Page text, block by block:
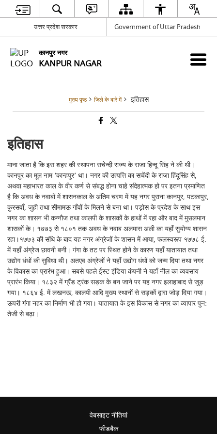
उत्तर प्रदेश सरकार Government of Uttar Pradesh
कानपुर नगर
KANPUR NAGAR
मुख्य पृष्ठ जिले के बारे में इतिहास
इतिहास
माना जाता है कि इस शहर की स्थापना सचेन्दी राज्य के राजा हिन्दू सिंह ने की थी।
कानपुर का मूल नाम ‘कान्हपुर’ था। नगर की उत्पत्ति का सचेंदी के राजा हिंदूसिंह से,
अथवा महाभारत काल के वीर कर्ण से संबद्ध होना चाहे संदेहात्मक हो पर इतना प्रमाणित
है कि अवध के नवाबों में शासनकाल के अंतिम चरण में यह नगर पुराना कानपुर, पटकापुर,
कुरसवाँ, जुही तथा सीमामऊ गाँवों के मिलने से बना था। पड़ोस के प्रदेश के साथ इस
नगर का शासन भी कन्नौज तथा कालपी के शासकों के हाथों में रहा और बाद में मुसलमान
शासकों के। १७७३ से १८०१ तक अवध के नवाब अलमास अली का यहाँ सुयोग्य शासन
रहा।१७७३ की संधि के बाद यह नगर अंग्रेजों के शासन में आया, फलस्वरूप १७७८ ई.
में यहाँ अंग्रेज छावनी बनी। गंगा के तट पर स्थित होने के कारण यहाँ यातायात तथा
उद्योग धंधों की सुविधा थी। अतएव अंग्रेजों ने यहाँ उद्योग धंधों को जन्म दिया तथा नगर
के विकास का प्रारंभ हुआ। सबसे पहले ईस्ट इंडिया कंपनी ने यहाँ नील का व्यवसाय
प्रारंभ किया। १८३२ में ग्रैंड ट्रंक सड़क के बन जाने पर यह नगर इलाहाबाद से जुड़
गया। १८६४ ई. में लखनऊ, कालपी आदि मुख्य स्थानों से सड़कों द्वारा जोड़ दिया गया।
ऊपरी गंगा नहर का निर्माण भी हो गया। यातायात के इस विकास से नगर का व्यापार पुन:
तेजी से बढ़ा।
वेबसाइट नीतियां
फीडबैक